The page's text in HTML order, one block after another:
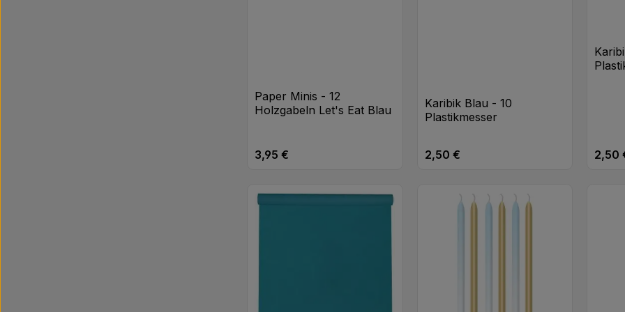
Paper Minis - 12
Holzgabeln Let's Eat Blau
Regulärer Preis:
3,95 €
Produkt Anzahl: Gib den gewünschten Wert
Stk
Karibik Blau - 10
Plastikmesser
Regulärer Preis:
2,50 €
Produkt Anzahl: Gib
2,50